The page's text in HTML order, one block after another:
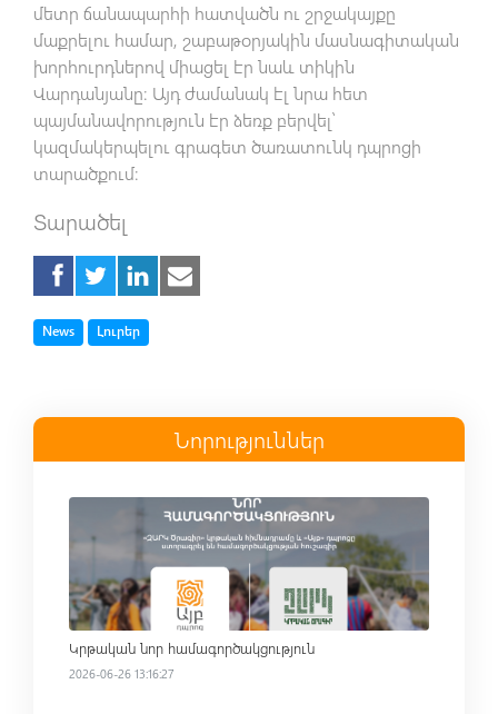
մետր ճանապարհի հատվածն ու շրջակայքը
մաքրելու համար, շաբաթօրյակին մասնագիտական
խորհուրդներով միացել էր նաև տիկին
Վարդանյանը։ Այդ ժամանակ էլ նրա հետ
պայմանավորություն էր ձեռք բերվել՝
կազմակերպելու գրագետ ծառատունկ դպրոցի
տարածքում։
Տարածել
TagNews TagԼուրեր
Նորություններ
Read more
Կրթական նոր համագործակցություն
2026-06-26 13:16:27